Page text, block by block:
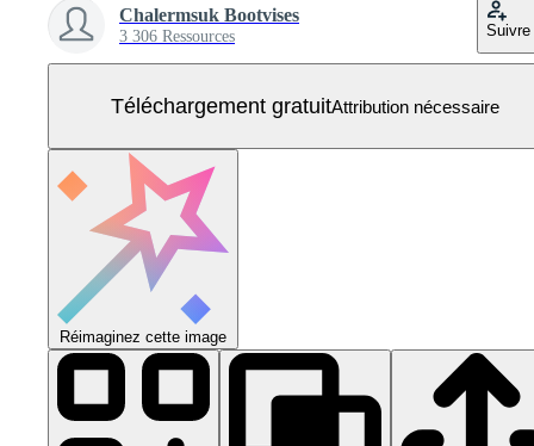
Chalermsuk Bootvises
3 306 Ressources Suivre
Téléchargement gratuitAttribution nécessaire
Réimaginez cette image